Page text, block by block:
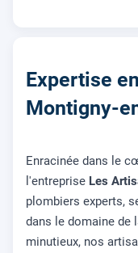
Expertise
Montigny-
Enracinée dans le
l'entreprise Les
plombiers experts,
dans le domaine de
minutieux, nos